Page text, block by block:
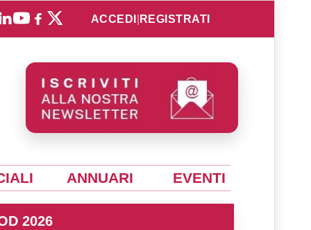
ACCEDI REGISTRATI
ANNUARI EVENTI
2026